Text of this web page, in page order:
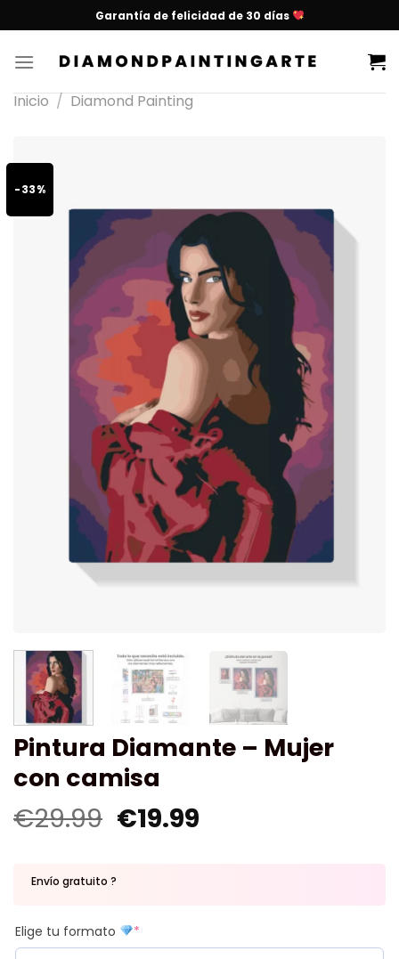
Garantía de felicidad de 30 días
Inicio / Diamond Painting
-33%
Pintura Diamante – Mujer
con camisa
€29.99 €19.99
Envío gratuito ?
Elige tu formato *